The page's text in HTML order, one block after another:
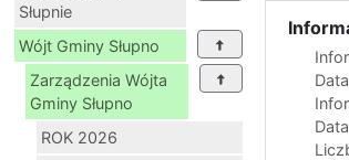
Słupnie
Wójt Gminy Słupno
Zarządzenia Wójta
Gminy Słupno
ROK 2026